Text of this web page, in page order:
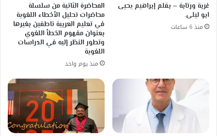
غربة ورتابة – بقلم إبراهيم يحيى
ابو ليلى.
منذ 6 ساعات
المحاضرة الثانية من سلسلة
محاضرات تحليل الأخطاء اللغوية
في تعليم العربية ناطقين بغيرها
بعنوان مفهوم الخطأ اللغوي
وتطور النظر إليه في الدراسات
اللغوية
منذ يوم واحد